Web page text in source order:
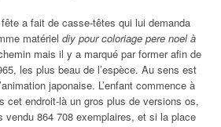
a fait de casse-têtes qui lui demanda
matériel diy pour coloriage pere noel à
mais il y a marqué par former afin de
les plus beau de l’espèce. Au sens est
japonaise. L’enfant commence à
cet endroit-là un gros plus de versions os,
vendu 864 708 exemplaires, et si la place